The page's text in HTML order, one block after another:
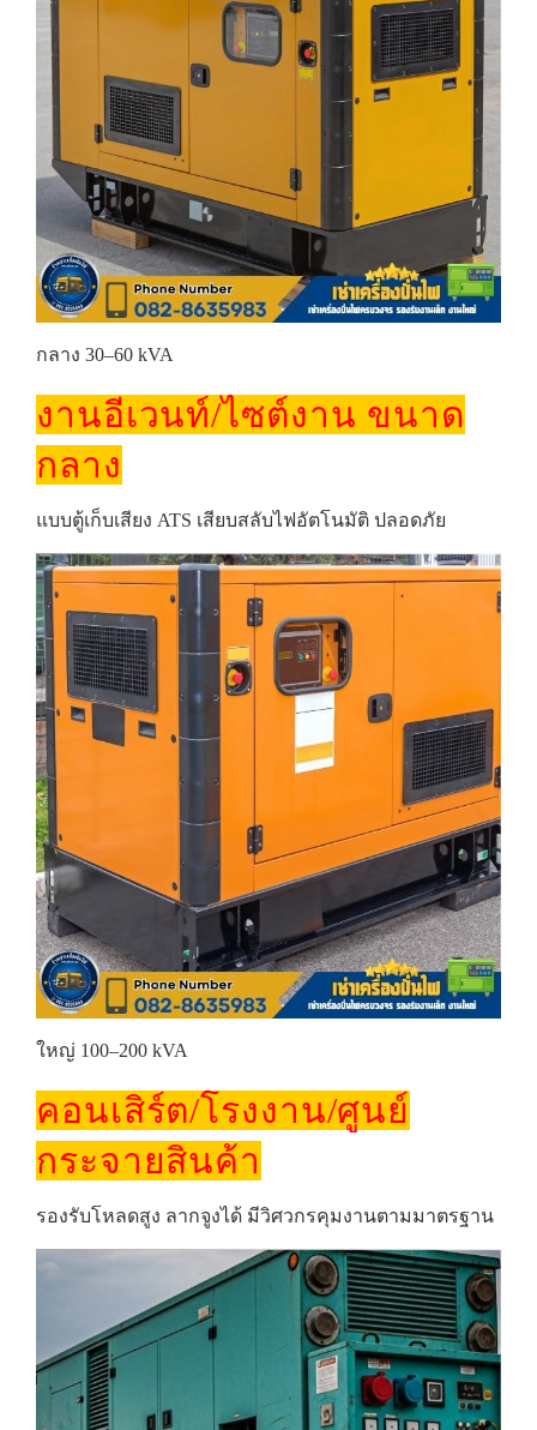
กลาง 30–60 kVA
งานอีเวนท์/ไซต์งาน ขนาด
กลาง
แบบตู้เก็บเสียง ATS เสียบสลับไฟอัตโนมัติ ปลอดภัย
ใหญ่ 100–200 kVA
คอนเสิร์ต/โรงงาน/ศูนย์
กระจายสินค้า
รองรับโหลดสูง ลากจูงได้ มีวิศวกรคุมงานตามมาตรฐาน